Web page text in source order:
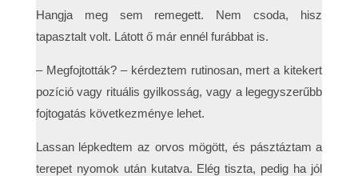
Hangja meg sem remegett. Nem csoda, hisz
tapasztalt volt. Látott ő már ennél furábbat is.
– Megfojtották? – kérdeztem rutinosan, mert a kitekert
pozíció vagy rituális gyilkosság, vagy a legegyszerűbb
fojtogatás következménye lehet.
Lassan lépkedtem az orvos mögött, és pásztáztam a
terepet nyomok után kutatva. Elég tiszta, pedig ha jól